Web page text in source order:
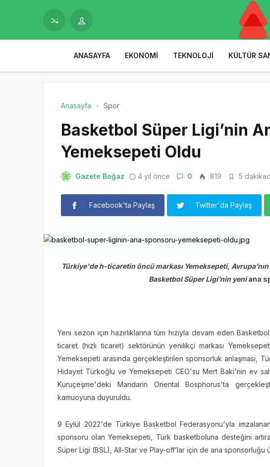
ANASAYFA EKONOMI TEKNOLOJI KÜLTÜR
Anasayfa Spor
Basketbol Süper Ligi’nin
Yemeksepeti Oldu
Gazete Boğaz 4 yıl önce 0 819 5
Facebook'ta Paylaş Twitter'da Paylaş
Türkiye'de h-ticaretin öncü markası Yemeksepeti,
Basketbol Süper Ligi’nin yeniana
Yeni sezon için hazırlıklarına tüm hızıyla devam eden
ticaret (hızlı ticaret) sektörünün yenilikçi markası
Yemeksepeti arasında gerçekleştirilen sponsorluk anlaşması,
Hidayet Türkoğlu ve Yemeksepeti CEO'su Mert Baki'nin ev
Kuruçeşme'deki Mandarin Oriental Bosphorus'ta
kamuoyuna duyuruldu.
9 Eylül 2022'de Türkiye Basketbol Federasyonu'yla
sponsoru olan Yemeksepeti, Türk basketboluna desteğini
Süper Ligi (BSL), All-Star ve Play-off’lar için de ana sponsorluğu